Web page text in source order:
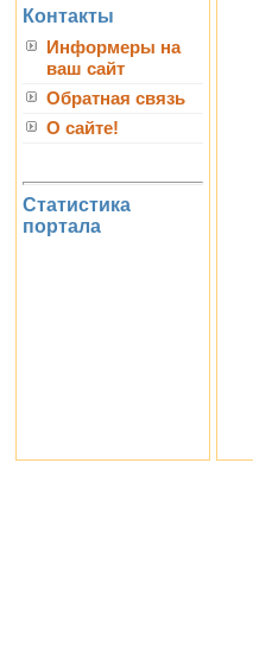
Контакты
Информеры на
ваш сайт
Обратная связь
О сайте!
Статистика
портала